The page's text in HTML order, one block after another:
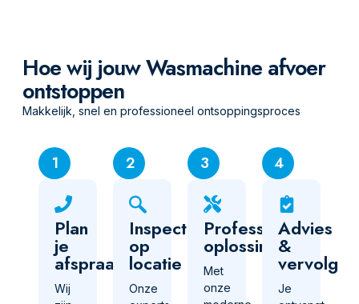
Hoe wij jouw Wasmachine afvoer
ontstoppen
Makkelijk, snel en professioneel ontsoppingsproces
1
Plan
je
afspraak
Wij
2
Inspectie
op
locatie
Onze
3
Professionele
oplossing
Met
onze
4
Advies
&
vervolg
Je